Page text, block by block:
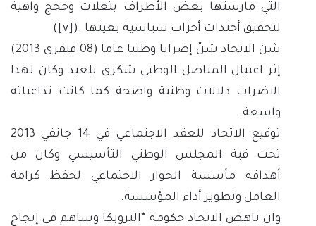
التي مارستها بعض الأطراف بتعلات وحجج واهية
لتحقيق أجندات أحزاب سياسية بعينها .(
)
شن الاتحاد شنّ إضرابا وطنيا عاما (08 فيفري 2013)
إثر اغتيال المناضل الوطني شكري بلعيد وكان لهذا
الاضراب دلالات وطنية واضحة كما كانت تداعياته
واسعة.
توقيع الاتحاد للعقد الاجتماعي في 14 جانفي 2013
تحت قبة المجلس الوطني التأسيسي وكان من
أهدافه مأسسة الحوار الاجتماعي لحفظ كرامة
العامل وتطوير أداء المؤسسة.
وان ناهض الاتحاد حكومة “الترويكا وساهم في إنجاح